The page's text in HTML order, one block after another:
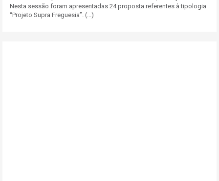
Nesta sessão foram apresentadas 24 proposta referentes à tipologia
“Projeto Supra Freguesia”. (...)